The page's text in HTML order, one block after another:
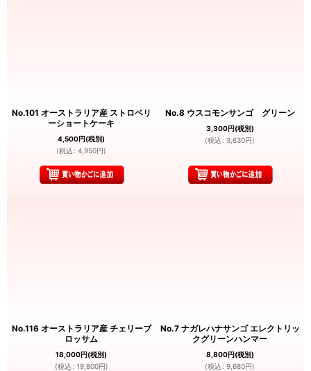
No.101 オーストラリア産 ストロベリ
ーショートケーキ
4,500円(税別)
(税込 : 4,950円)
No.8 ウスコモンサンゴ グリーン
3,300円(税別)
(税込 : 3,630円)
No.116 オーストラリア産 チェリーブ
ロッサム
18,000円(税別)
(税込 : 19,800円)
No.7 ナガレハナサンゴ エレクトリッ
クグリーンハンマー
8,800円(税別)
(税込 : 9,680円)